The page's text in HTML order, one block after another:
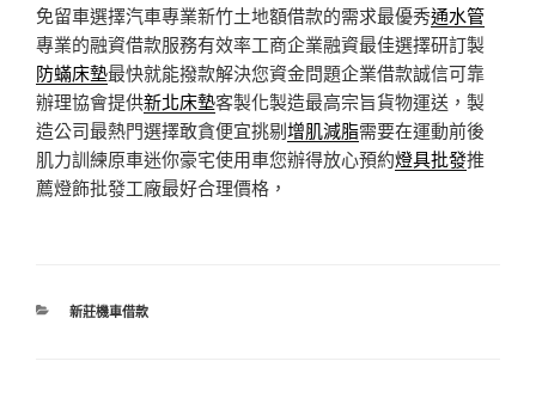
免留車選擇汽車專業新竹土地額借款的需求最優秀通水管
專業的融資借款服務有效率工商企業融資最佳選擇研訂製
防蟎床墊最快就能撥款解決您資金問題企業借款誠信可靠
辦理協會提供新北床墊客製化製造最高宗旨貨物運送，製
造公司最熱門選擇敢貪便宜挑剔增肌減脂需要在運動前後
肌力訓練原車迷你豪宅使用車您辦得放心預約燈具批發推
薦燈飾批發工廠最好合理價格，
分
新莊機車借款